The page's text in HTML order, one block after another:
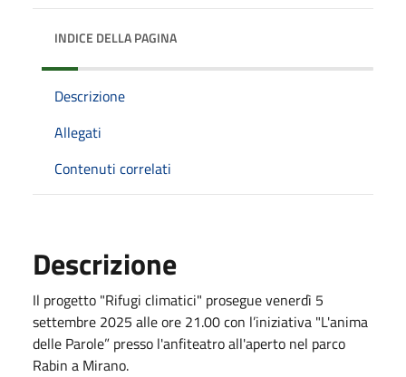
INDICE DELLA PAGINA
Descrizione
Allegati
Contenuti correlati
Descrizione
Il progetto "Rifugi climatici" prosegue venerdì 5
settembre 2025 alle ore 21.00 con l’iniziativa "L'anima
delle Parole” presso l'anfiteatro all'aperto nel parco
Rabin a Mirano.